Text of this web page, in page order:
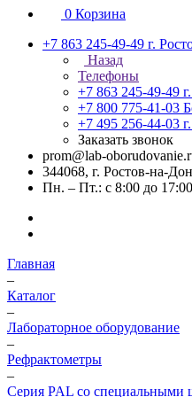
0 Корзина
+7 863 245-49-49 г.
Назад
Телефоны
+7 863 245-49-49
+7 800 775-41-03
+7 495 256-44-03
Заказать звонок
prom@lab-
344068, г. Ростов-на-
Пн. – Пт.: с 8:00 до 17:00
Главная
–
Каталог
–
Лабораторное оборудование
–
Рефрактометры
–
Серия PAL со специальными